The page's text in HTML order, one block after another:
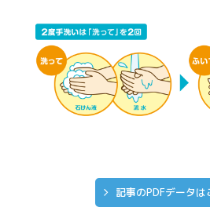
記事のPDFデータは